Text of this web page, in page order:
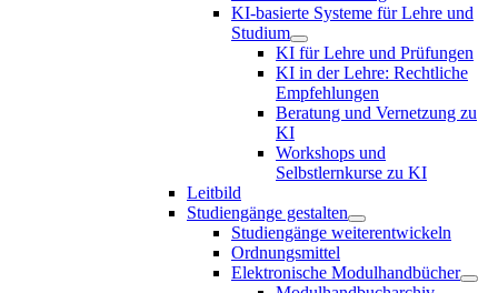
KI-basierte Systeme für Lehre und
Studium
KI für Lehre und Prüfungen
KI in der Lehre: Rechtliche
Empfehlungen
Beratung und Vernetzung zu
KI
Workshops und
Selbstlernkurse zu KI
Leitbild
Studiengänge gestalten
Studiengänge weiterentwickeln
Ordnungsmittel
Elektronische Modulhandbücher